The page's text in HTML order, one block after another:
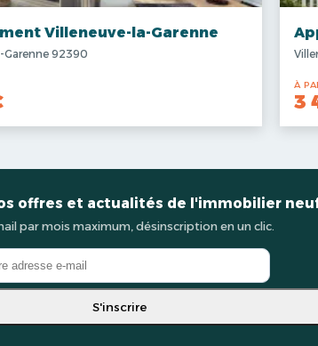
Villeneuve-la-Garenne
Garenne 92390
À
3
offres et actualités de l'immobilier
par mois maximum, désinscription en un clic.
S'inscrire